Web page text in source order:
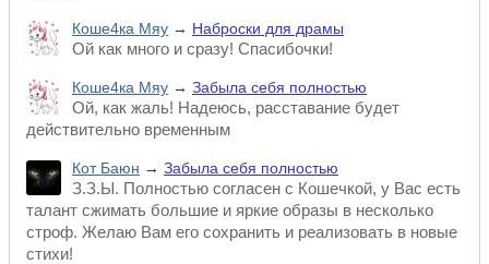
Коше4ка Мяу → Наброски для драмы
Ой как много и сразу! Спасибочки!
Коше4ка Мяу → Забыла себя полностью
Ой, как жаль! Надеюсь, расставание будет
действительно временным
Кот Баюн → Забыла себя полностью
З.З.Ы. Полностью согласен с Кошечкой, у Вас есть
талант сжимать большие и яркие образы в несколько
строф. Желаю Вам его сохранить и реализовать в новые
стихи!